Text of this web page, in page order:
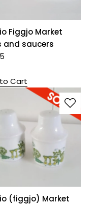
Figgjo Market
and saucers
Cart
(figgjo) Market